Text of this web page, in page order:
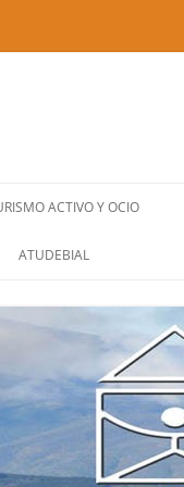
ACTIVO Y OCIO
BIERZO NATURA S.L.
EL GRAN RUFUS (TEATRO-CIRCO)
ATUDEBIAL